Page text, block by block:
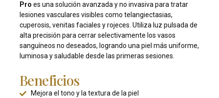
Pro es una solución avanzada y no invasiva para tratar
lesiones vasculares visibles como telangiectasias,
cuperosis, venitas faciales y rojeces. Utiliza luz pulsada de
alta precisión para cerrar selectivamente los vasos
sanguíneos no deseados, logrando una piel más uniforme,
luminosa y saludable desde las primeras sesiones.
Beneficios
Mejora el tono y la textura de la piel